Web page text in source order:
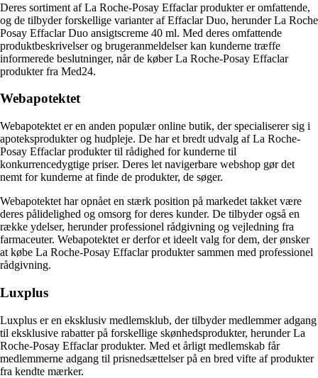
Deres sortiment af La Roche-Posay Effaclar produkter er omfattende,
og de tilbyder forskellige varianter af Effaclar Duo, herunder La Roche
Posay Effaclar Duo ansigtscreme 40 ml. Med deres omfattende
produktbeskrivelser og brugeranmeldelser kan kunderne træffe
informerede beslutninger, når de køber La Roche-Posay Effaclar
produkter fra Med24.
Webapotektet
Webapotektet er en anden populær online butik, der specialiserer sig i
apoteksprodukter og hudpleje. De har et bredt udvalg af La Roche-
Posay Effaclar produkter til rådighed for kunderne til
konkurrencedygtige priser. Deres let navigerbare webshop gør det
nemt for kunderne at finde de produkter, de søger.
Webapotektet har opnået en stærk position på markedet takket være
deres pålidelighed og omsorg for deres kunder. De tilbyder også en
række ydelser, herunder professionel rådgivning og vejledning fra
farmaceuter. Webapotektet er derfor et ideelt valg for dem, der ønsker
at købe La Roche-Posay Effaclar produkter sammen med professionel
rådgivning.
Luxplus
Luxplus er en eksklusiv medlemsklub, der tilbyder medlemmer adgang
til eksklusive rabatter på forskellige skønhedsprodukter, herunder La
Roche-Posay Effaclar produkter. Med et årligt medlemskab får
medlemmerne adgang til prisnedsættelser på en bred vifte af produkter
fra kendte mærker.